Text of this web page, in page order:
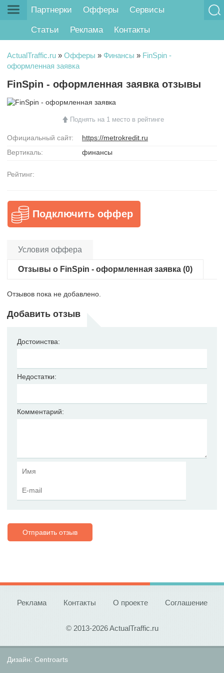
Партнерки Офферы Сервисы
Статьи Реклама Контакты
ActualTraffic.ru » Офферы » Финансы » FinSpin -
оформленная заявка
FinSpin - оформленная заявка отзывы
Поднять на 1 место в рейтинге
Официальный сайт:
https://metrokredit.ru
Вертикаль:
финансы
Рейтинг:
Подключить оффер
Условия оффера
Отзывы о FinSpin - оформленная заявка (0)
Отзывов пока не добавлено.
Добавить отзыв
Достоинства:
Недостатки:
Комментарий:
Отправить отзыв
Реклама Контакты О проекте Соглашение
© 2013-2026 ActualTraffic.ru
Дизайн: Centroarts